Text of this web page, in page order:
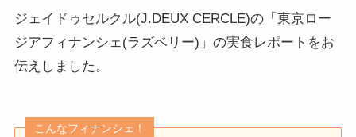
ジェイドゥセルクル(J.DEUX CERCLE)の「東京ロー
ジアフィナンシェ(ラズベリー)」の実食レポートをお
伝えしました。
こんなフィナンシェ！